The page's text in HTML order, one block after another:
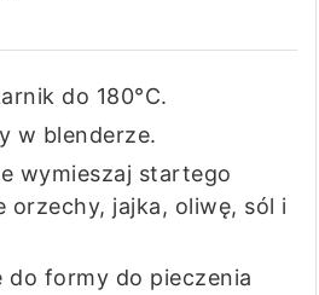
do 180°C.
w blenderze.
wymieszaj startego
orzechy, jajka, oliwę, sól i
do formy do pieczenia